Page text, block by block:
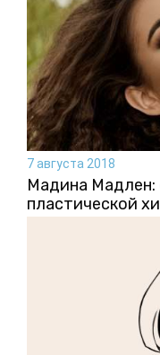
7 августа 2018
Мадина Мадлен:
пластической